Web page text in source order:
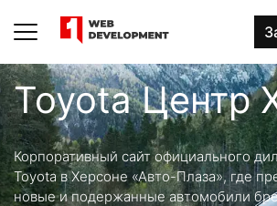
Toyota Центр
Корпоративный сайт официального
Toyota в Херсоне «Авто-Плаза», где
новые и подержанные автомобили